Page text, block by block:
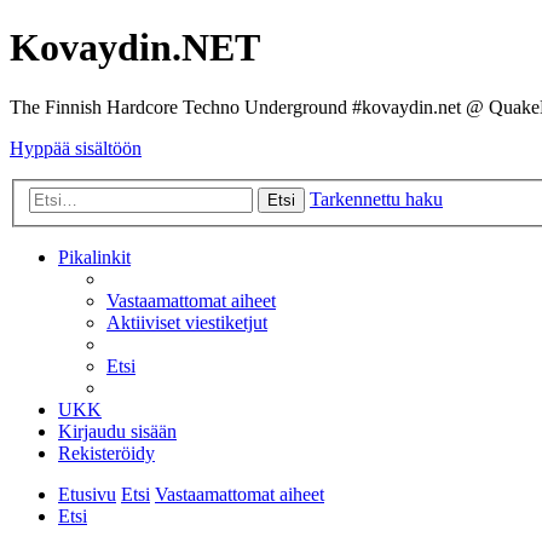
Kovaydin.NET
The Finnish Hardcore Techno Underground #kovaydin.net @
Hyppää sisältöön
Etsi Tarkennettu haku
Pikalinkit
Vastaamattomat aiheet
Aktiiviset viestiketjut
Etsi
UKK
Kirjaudu sisään
Rekisteröidy
Etusivu Etsi Vastaamattomat aiheet
Etsi